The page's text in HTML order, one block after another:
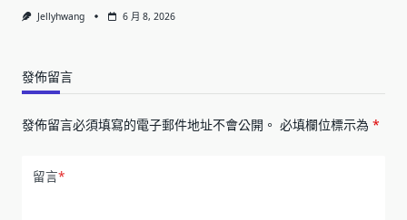
Jellyhwang 6 月 8, 2026
發佈留言
發佈留言必須填寫的電子郵件地址不會公開。 必填欄位標示為 *
留言*